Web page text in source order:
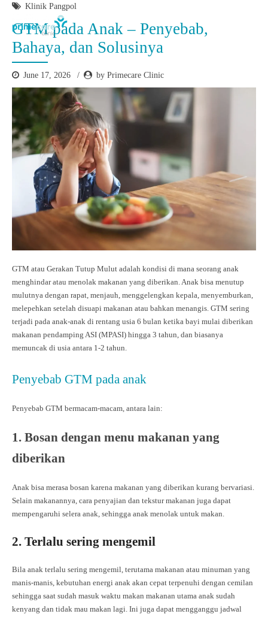
Klinik Pangpol
GTM pada Anak – Penyebab,
Bahaya, dan Solusinya
June 17, 2026 by Primecare Clinic
GTM atau Gerakan Tutup Mulut adalah kondisi di mana seorang anak
menghindar atau menolak makanan yang diberikan. Anak bisa menutup
mulutnya dengan rapat, menjauh, menggelengkan kepala, menyemburkan,
melepehkan setelah disuapi makanan atau bahkan menangis. GTM sering
terjadi pada anak-anak di rentang usia 6 bulan ketika bayi mulai diberikan
makanan pendamping ASI (MPASI) hingga 3 tahun, dan biasanya
memuncak di usia antara 1-2 tahun.
Penyebab GTM pada anak
Penyebab GTM bermacam-macam, antara lain:
1. Bosan dengan menu makanan yang
diberikan
Anak bisa merasa bosan karena makanan yang diberikan kurang bervariasi.
Selain makanannya, cara penyajian dan tekstur makanan juga dapat
mempengaruhi selera anak, sehingga anak menolak untuk makan.
2. Terlalu sering mengemil
Bila anak terlalu sering mengemil, terutama makanan atau minuman yang
manis-manis, kebutuhan energi anak akan cepat terpenuhi dengan cemilan
sehingga saat sudah masuk waktu makan makanan utama anak sudah
kenyang dan tidak mau makan lagi. Ini juga dapat mengganggu jadwal